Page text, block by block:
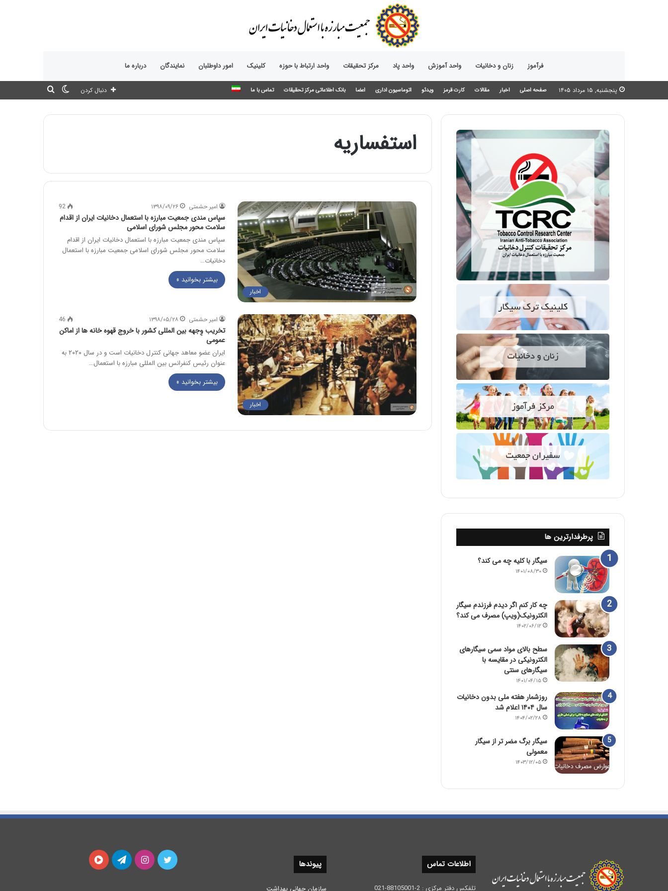
فرآموز زنان و دخانیات واحد آموزش واحد پاد مرکز تحقیقات واحد ارتباط با حوزه‌ کلینیک امور داوطلبان نمایندگان درباره ما
پنجشنبه, ۱۵ مرداد ۱۴۰۵ صفحه اصلی اخبار مقالات کارت قرمز ویدئو اتوماسیون اداری اعضا بانک اطلاعاتی مرکز تحقیقات تماس با ما
تغییر
دنبال کردن
استفساریه
اخبار
امیر حشمتی ۱۳۹۸/۰۹/۲۶ 92
سپاس مندی جمعیت مبارزه با استعمال دخانیات ایران از اقدام
سلامت محور مجلس شورای اسلامی
سپاس مندی جمعیت مبارزه با استعمال دخانیات ایران از اقدام
سلامت محور مجلس شورای اسلامی جمعیت مبارزه با استعمال
دخانیات…
بیشتر بخوانید »
اخبار
امیر حشمتی ۱۳۹۸/۰۵/۲۸ 46
تخریب وِجهه بین المللی کشور با خروج قهوه خانه ها از اماکن
عمومی
ایران عضو معاهد جهانی کنترل دخانیات است و در سال ۲۰۲۰ به
عنوان رئیس کنفرانس بین المللی مبارزه با استعمال…
بیشتر بخوانید »
پرطرفدارترین ها
سیگار با کلیه چه می کند؟
۱۴۰۱/۰۸/۳۰
چه کار کنم اگر دیدم فرزندم سیگار
الکترونیک(ویپ) مصرف می کند؟
۱۴۰۲/۰۶/۱۲
سطح بالای مواد سمی سیگارهای
الکترونیکی در مقایسه با
سیگارهای سنتی
۱۴۰۱/۰۴/۱۵
روزشمار هفته ملی بدون دخانیات
سال ۱۴۰۴ اعلام شد
۱۴۰۴/۰۲/۲۸
سیگار برگ مضر تر از سیگار
معمولی
۱۴۰۳/۱۲/۰۵
اطلاعات تماس
تلفکس دفتر مرکزی : 2-88105001-021
پیوندها
سازمان جهانی بهداشت
توییتر اینستاگرامتلگرام آپارات